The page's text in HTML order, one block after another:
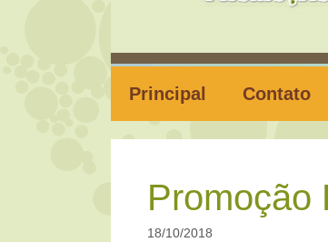
Principal Contato
Promoção
18/10/2018